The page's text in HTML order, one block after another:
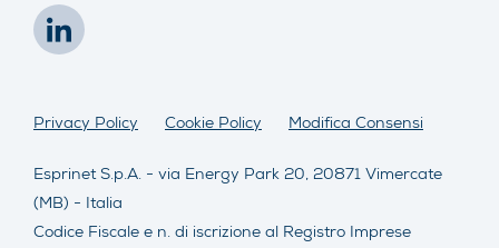
Esprinet S.p.A. - via Energy Park 20, 20871 Vimercate
(MB) - Italia
Codice Fiscale e n. di iscrizione al Registro Imprese
Privacy Policy Cookie Policy Modifica Consensi